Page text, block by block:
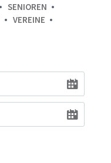
SENIOREN
VEREINE